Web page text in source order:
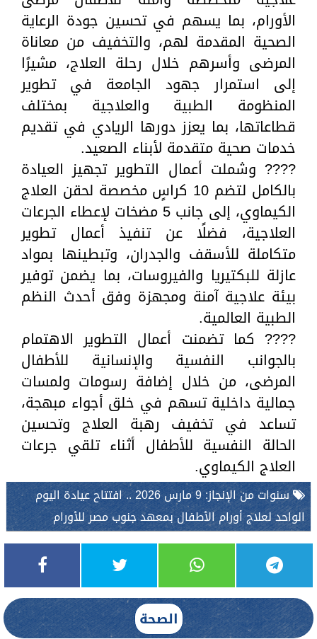
الأورام، بما يسهم في تحسين جودة الرعاية
الصحية المقدمة لهم، والتخفيف من معاناة
المرضى وأسرهم خلال رحلة العلاج، مشيرًا
إلى استمرار جهود الجامعة في تطوير
المنظومة الطبية والعلاجية بمختلف
قطاعاتها، بما يعزز دورها الريادي في تقديم
خدمات صحية متقدمة لأبناء الصعيد.
???? وشملت أعمال التطوير تجهيز العيادة
بالكامل لتضم 10 كراسٍ مخصصة لحقن العلاج
الكيماوي، إلى جانب 5 مضخات لإعطاء الجرعات
العلاجية، فضلًا عن تنفيذ أعمال تطوير
متكاملة للأسقف والجدران، وتبطينها بمواد
عازلة للبكتيريا والفيروسات، بما يضمن توفير
بيئة علاجية آمنة ومجهزة وفق أحدث النظم
الطبية العالمية.
???? كما تضمنت أعمال التطوير الاهتمام
بالجوانب النفسية والإنسانية للأطفال
المرضى، من خلال إضافة رسومات ولمسات
جمالية داخلية تسهم في خلق أجواء مبهجة،
تساعد في تخفيف رهبة العلاج وتحسين
الحالة النفسية للأطفال أثناء تلقي جرعات
العلاج الكيماوي.
سنوات من الإنجاز: 9 مارس 2026 .. افتتاح عيادة اليوم
الواحد لعلاج أورام الأطفال بمعهد جنوب مصر للأورام
الصحة